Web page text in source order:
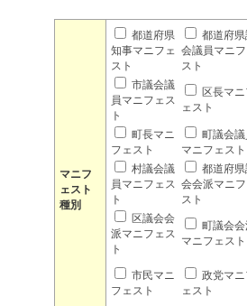
マニフ
ェスト
種別
都道府県
知事マニフェ
スト
都道府
会議員マニ
スト
市議会議
員マニフェス
ト
区長マニ
ェスト
町長マニ
フェスト
町議会議
マニフェスト
村議会議
員マニフェス
ト
都道府
会会派マニ
スト
区議会会
派マニフェス
ト
町議会会
マニフェスト
市民マニ
フェスト
政党マニ
ェスト